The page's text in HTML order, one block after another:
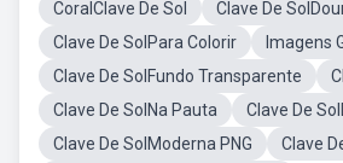
CoralClave De Sol
Clave De
Clave De SolPara Colorir
Imagens
Clave De SolFundo Transparente
Clave De SolNa Pauta
Clave De
Clave De SolModerna PNG
Clave